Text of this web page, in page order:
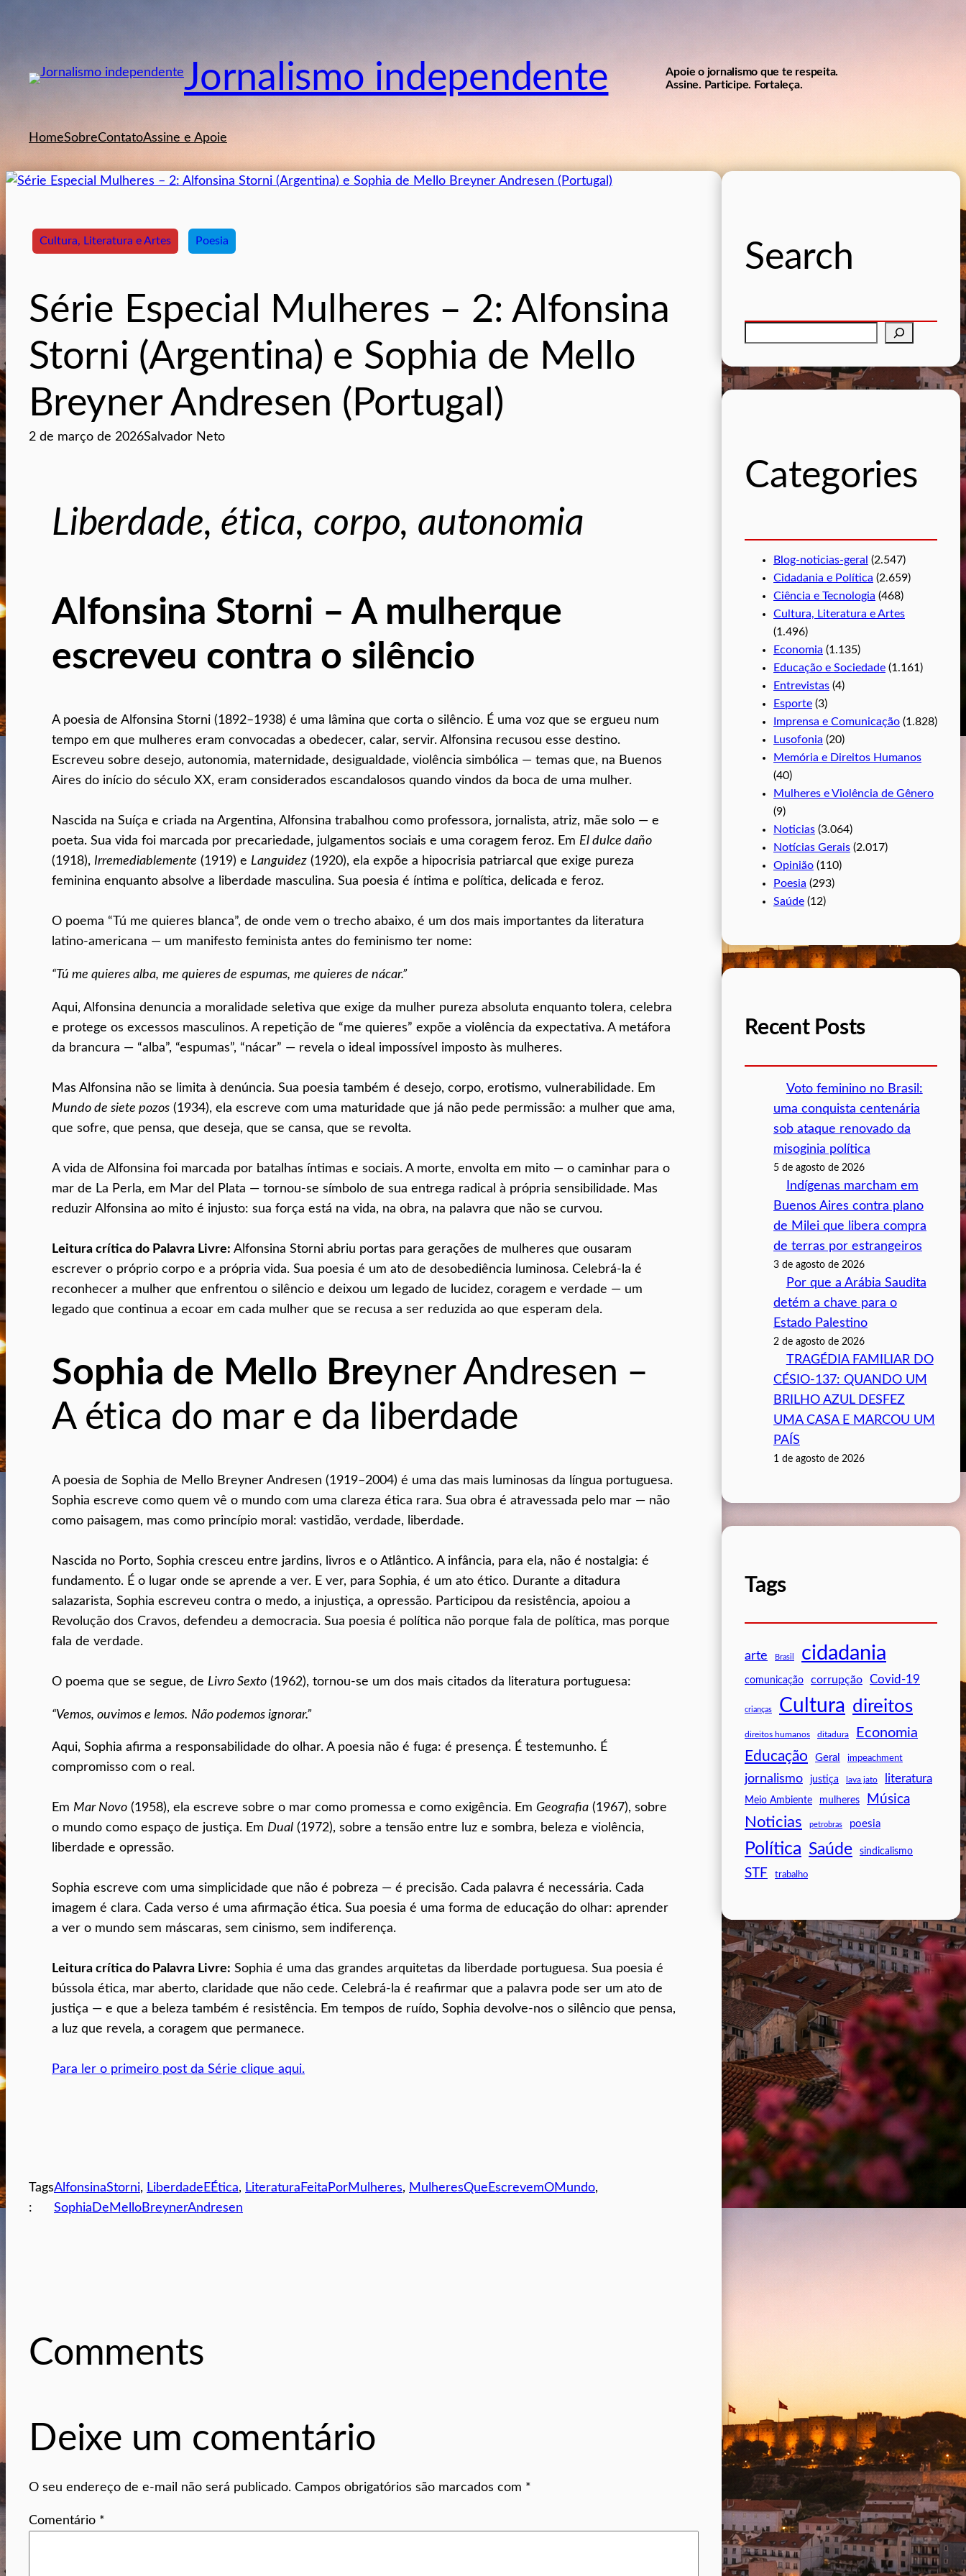
conteúdo
Jornalismo independente
Apoie o jornalismo que te respeita.
Assine. Participe. Fortaleça.
HomeSobreContatoAssine e Apoie
Cultura, Literatura e Artes Poesia
Série Especial Mulheres – 2: Alfonsina
Storni (Argentina) e Sophia de Mello
Breyner Andresen (Portugal)
2 de março de 2026Salvador Neto
Liberdade, ética, corpo, autonomia
Alfonsina Storni – A mulherque
escreveu contra o silêncio
A poesia de Alfonsina Storni (1892–1938) é uma lâmina que corta o silêncio. É uma voz que se ergueu num
tempo em que mulheres eram convocadas a obedecer, calar, servir. Alfonsina recusou esse destino.
Escreveu sobre desejo, autonomia, maternidade, desigualdade, violência simbólica — temas que, na Buenos
Aires do início do século XX, eram considerados escandalosos quando vindos da boca de uma mulher.
Nascida na Suíça e criada na Argentina, Alfonsina trabalhou como professora, jornalista, atriz, mãe solo — e
poeta. Sua vida foi marcada por precariedade, julgamentos sociais e uma coragem feroz. Em El dulce daño
(1918), Irremediablemente (1919) e Languidez (1920), ela expõe a hipocrisia patriarcal que exige pureza
feminina enquanto absolve a liberdade masculina. Sua poesia é íntima e política, delicada e feroz.
O poema “Tú me quieres blanca”, de onde vem o trecho abaixo, é um dos mais importantes da literatura
latino-americana — um manifesto feminista antes do feminismo ter nome:
“Tú me quieres alba, me quieres de espumas, me quieres de nácar.”
Aqui, Alfonsina denuncia a moralidade seletiva que exige da mulher pureza absoluta enquanto tolera, celebra
e protege os excessos masculinos. A repetição de “me quieres” expõe a violência da expectativa. A metáfora
da brancura — “alba”, “espumas”, “nácar” — revela o ideal impossível imposto às mulheres.
Mas Alfonsina não se limita à denúncia. Sua poesia também é desejo, corpo, erotismo, vulnerabilidade. Em
Mundo de siete pozos (1934), ela escreve com uma maturidade que já não pede permissão: a mulher que ama,
que sofre, que pensa, que deseja, que se cansa, que se revolta.
A vida de Alfonsina foi marcada por batalhas íntimas e sociais. A morte, envolta em mito — o caminhar para o
mar de La Perla, em Mar del Plata — tornou-se símbolo de sua entrega radical à própria sensibilidade. Mas
reduzir Alfonsina ao mito é injusto: sua força está na vida, na obra, na palavra que não se curvou.
Leitura crítica do Palavra Livre: Alfonsina Storni abriu portas para gerações de mulheres que ousaram
escrever o próprio corpo e a própria vida. Sua poesia é um ato de desobediência luminosa. Celebrá-la é
reconhecer a mulher que enfrentou o silêncio e deixou um legado de lucidez, coragem e verdade — um
legado que continua a ecoar em cada mulher que se recusa a ser reduzida ao que esperam dela.
Sophia de Mello Breyner Andresen –
A ética do mar e da liberdade
A poesia de Sophia de Mello Breyner Andresen (1919–2004) é uma das mais luminosas da língua portuguesa.
Sophia escreve como quem vê o mundo com uma clareza ética rara. Sua obra é atravessada pelo mar — não
como paisagem, mas como princípio moral: vastidão, verdade, liberdade.
Nascida no Porto, Sophia cresceu entre jardins, livros e o Atlântico. A infância, para ela, não é nostalgia: é
fundamento. É o lugar onde se aprende a ver. E ver, para Sophia, é um ato ético. Durante a ditadura
salazarista, Sophia escreveu contra o medo, a injustiça, a opressão. Participou da resistência, apoiou a
Revolução dos Cravos, defendeu a democracia. Sua poesia é política não porque fala de política, mas porque
fala de verdade.
O poema que se segue, de Livro Sexto (1962), tornou-se um dos mais citados da literatura portuguesa:
“Vemos, ouvimos e lemos. Não podemos ignorar.”
Aqui, Sophia afirma a responsabilidade do olhar. A poesia não é fuga: é presença. É testemunho. É
compromisso com o real.
Em Mar Novo (1958), ela escreve sobre o mar como promessa e como exigência. Em Geografia (1967), sobre
o mundo como espaço de justiça. Em Dual (1972), sobre a tensão entre luz e sombra, beleza e violência,
liberdade e opressão.
Sophia escreve com uma simplicidade que não é pobreza — é precisão. Cada palavra é necessária. Cada
imagem é clara. Cada verso é uma afirmação ética. Sua poesia é uma forma de educação do olhar: aprender
a ver o mundo sem máscaras, sem cinismo, sem indiferença.
Leitura crítica do Palavra Livre: Sophia é uma das grandes arquitetas da liberdade portuguesa. Sua poesia é
bússola ética, mar aberto, claridade que não cede. Celebrá-la é reafirmar que a palavra pode ser um ato de
justiça — e que a beleza também é resistência. Em tempos de ruído, Sophia devolve-nos o silêncio que pensa,
a luz que revela, a coragem que permanece.
Para ler o primeiro post da Série clique aqui.
Tags
:
AlfonsinaStorni, LiberdadeEÉtica, LiteraturaFeitaPorMulheres, MulheresQueEscrevemOMundo
SophiaDeMelloBreynerAndresen
Comments
Deixe um comentário
O seu endereço de e-mail não será publicado. Campos obrigatórios são marcados com *
Comentário *
Search
s
q
a
Categories
Blog-noticias-geral (2.547)
Cidadania e Política (2.659)
Ciência e Tecnologia (468)
Cultura, Literatura e Artes
(1.496)
Economia (1.135)
Educação e Sociedade (1.161)
Entrevistas (4)
Esporte (3)
Imprensa e Comunicação (1.828)
Lusofonia (20)
Memória e Direitos Humanos
(40)
Mulheres e Violência de Gênero
(9)
Noticias (3.064)
Notícias Gerais (2.017)
Opinião (110)
Poesia (293)
Saúde (12)
Recent Posts
Voto feminino no Brasil:
uma conquista centenária
sob ataque renovado da
misoginia política
5 de agosto de 2026
Indígenas marcham em
Buenos Aires contra plano
de Milei que libera compra
de terras por estrangeiros
3 de agosto de 2026
Por que a Arábia Saudita
detém a chave para o
Estado Palestino
2 de agosto de 2026
TRAGÉDIA FAMILIAR DO
CÉSIO-137: QUANDO UM
BRILHO AZUL DESFEZ
UMA CASA E MARCOU UM
PAÍS
1 de agosto de 2026
Tags
arte Brasil cidadania
comunicação corrupção Covid-19
crianças Cultura direitos
direitos humanos ditadura Economia
Educação Geral impeachment
jornalismo justiça lava jato literatura
Meio Ambiente mulheres Música
Noticias petrobras poesia
Política Saúde sindicalismo
STF trabalho